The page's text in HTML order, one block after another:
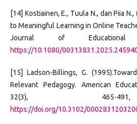
[14] Kostiainen, E., Tuula N., dan Piia
to Meaningful Learning in Online
Journal of Educational
https://10.1080/
[15] Ladson-Billings, G.
Relevant Pedagogy. American
32(3), 465-
https://doi.org/10.3102/